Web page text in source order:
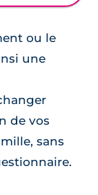
ou le
une
de vos
sans